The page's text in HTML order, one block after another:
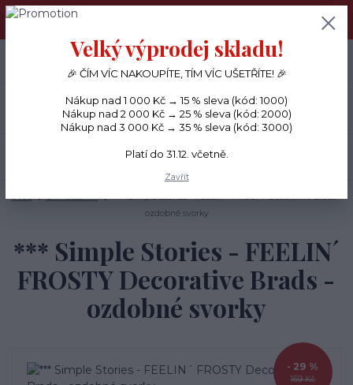
PŘÁNÍČKA a PAPÍROVÉ DÁRKY odesílám každý den, KREATIVNÍ
Menu
CZK
+420 734 380 930
(Po-Ne, 8-20 hod.)
ozdobné svorky
*** Simple Stories - FEELIN´
FROSTY Decorative Brads -
ozdobné svorky
169 Kč
- 29 %
Velký výprodej skladu!
🎉 ČÍM VÍC NAKOUPÍTE, TÍM VÍC UŠETŘÍTE! 🎉
Nákup nad 1 000 Kč → 15 % sleva (kód: 1000)
Nákup nad 2 000 Kč → 25 % sleva (kód: 2000)
Nákup nad 3 000 Kč → 35 % sleva (kód: 3000)
Platí do 31.12. včetně.
Zavřít